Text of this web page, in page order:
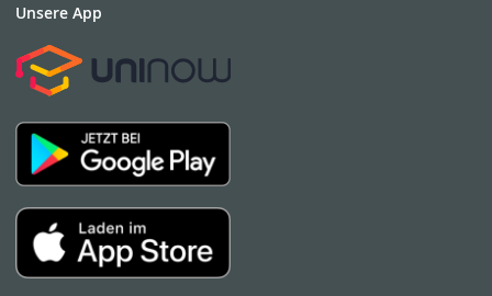
Unsere App